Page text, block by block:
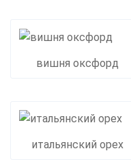
вишня оксфорд
итальянский орех